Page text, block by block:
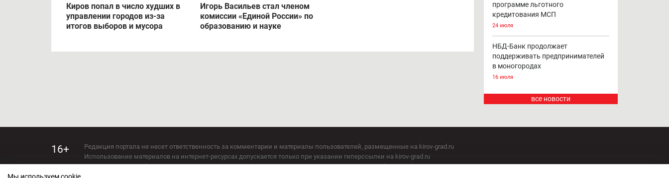
Киров попал в число худших в
управлении городов из-за
итогов выборов и мусора
Игорь Васильев стал членом
комиссии «Единой России» по
образованию и науке
программе льготного
кредитования МСП
24 июля
НБД-Банк продолжает
поддерживать предпринимателей
в моногородах
16 июля
все новости
16+
Редакция портала не несет ответственность за комментарии и материалы пользователей, размещенные на kirov-grad.ru
Использование материалов на интернет-ресурсах допускается только при указании гиперссылки на kirov-grad.ru
Использование любых материалов настоящего СМИ допускается только при указании на ресурс: kirov-grad.ru